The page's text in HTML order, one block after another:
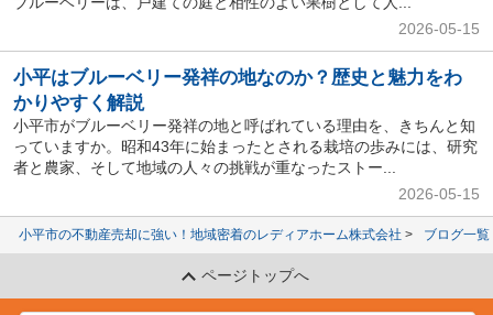
2026-05-15
小平はブルーベリー発祥の地なのか？歴史と魅力をわ
かりやすく解説
小平市がブルーベリー発祥の地と呼ばれている理由を、きちんと知
っていますか。昭和43年に始まったとされる栽培の歩みには、研究
者と農家、そして地域の人々の挑戦が重なったストー...
2026-05-15
小平市の不動産売却に強い！地域密着のレディアホーム株式会社 ブログ一覧
ページトップへ